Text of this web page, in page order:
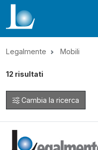
Legalmente Mobili
12 risultati
Cambia la ricerca